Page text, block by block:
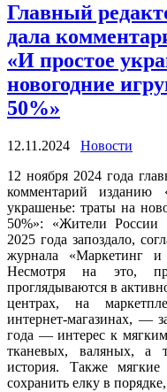
Главный
дала
«И простое
новогодние
50%»
12.11.2024
Новости
12 ноября 2024 года
комментарий изданию
украшенье: траты на
50%»: «Жители России
2025 года запоздало,
журнала «Маркетинг
Несмотря на это,
проглядываются в
центрах, на
интернет-магазинах, —
года — интерес к
тканевых, валяных, а
история. Также
сохранить елку в